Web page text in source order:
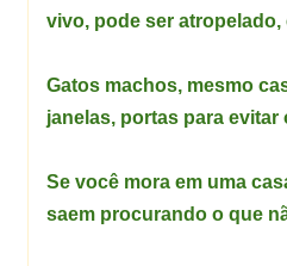
vivo, pode ser
Gatos machos, mesmo
janelas, portas para
Se você mora em uma
saem procurando o que